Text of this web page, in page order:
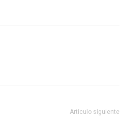
Artículo siguiente